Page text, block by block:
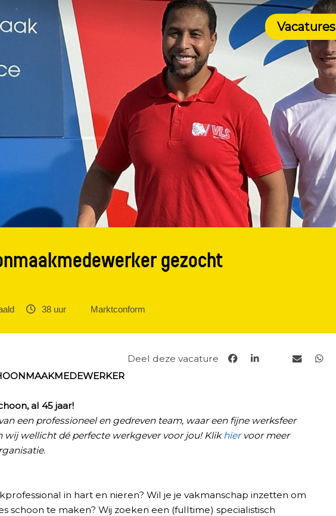
Vacatures
gezocht
38 uur ‎ Marktconform
Deel deze vacature
al 45 jaar!
een professioneel en gedreven team, waar een fijne werksfeer
wij wellicht dé perfecte werkgever voor jou! Klikhiervoor meer
in hart en nieren? Wil je je vakmanschap inzetten om
schoon te maken? Wij zoeken een (fulltime) specialistisch